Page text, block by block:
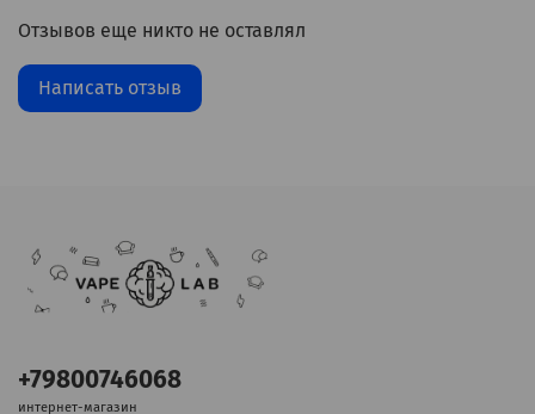
Отзывов еще никто не оставлял
Написать отзыв
+79800746068
интернет-магазин